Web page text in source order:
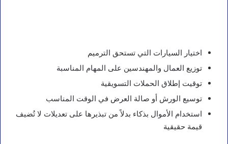
اختيار السيارات التي تستحق الترميم
توزيع العمال والمهندسين على المهام المناسبة
توقيت إطلاق الحملات التسويقية
توسيع الورش أو صالة العرض في الوقت المناسب
استخدام الأموال بذكاء بدلاً من تبذيرها على تعديلات لا تُضيف
قيمة حقيقية